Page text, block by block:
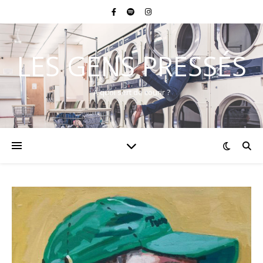
LES GENS PRESSÉS
A quoi sert de courir ?